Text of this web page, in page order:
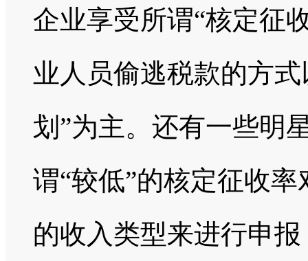
企业享受所谓“核定征
业人员偷逃税款的方
划”为主。还有一些明
谓“较低”的核定征收
的收入类型来进行申